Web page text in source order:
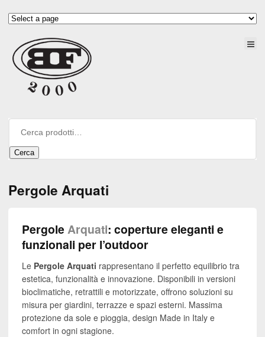
Cerca
Pergole Arquati
PergoleArquati: coperture eleganti e
funzionali per l’outdoor
Le Pergole Arquati rappresentano il perfetto equilibrio tra
estetica, funzionalità e innovazione. Disponibili in versioni
bioclimatiche, retrattili e motorizzate, offrono soluzioni su
misura per giardini, terrazze e spazi esterni. Massima
protezione da sole e pioggia, design Made in Italy e
comfort in ogni stagione.